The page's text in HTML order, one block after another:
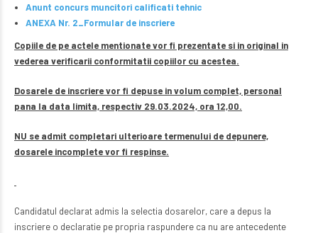
Anunt concurs muncitori calificati tehnic
ANEXA Nr. 2_Formular de inscriere
Copiile de pe actele mentionate vor fi prezentate si in original in
vederea verificarii conformitatii copiilor cu acestea.
Dosarele de inscriere vor fi depuse in volum complet, personal
pana la data limita, respectiv 29.03.2024, ora 12,00.
NU se admit completari ulterioare termenului de depunere,
dosarele incomplete vor fi respinse.
Candidatul declarat admis la selectia dosarelor, care a depus la
inscriere o declaratie pe propria raspundere ca nu are antecedente